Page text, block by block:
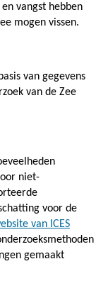
vangst hebben
mogen vissen.
van gegevens
van de Zee
niet-
voor de
van ICES
gemaakt